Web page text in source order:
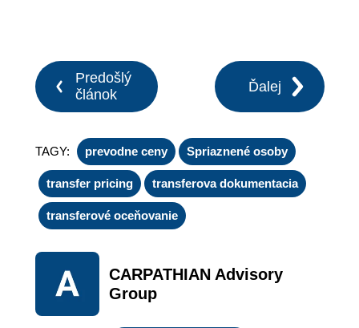
Predošlý
článok
Ďalej
TAGY: prevodne ceny Spriaznené osoby
transfer pricing transferova dokumentacia
transferové oceňovanie
CARPATHIAN Advisory
Group